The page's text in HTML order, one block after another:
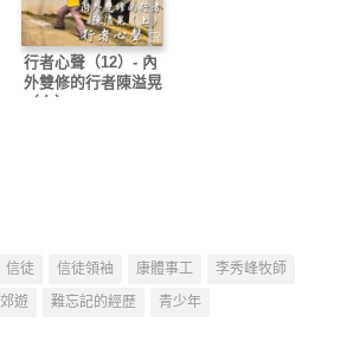
行者心聲（12）- 內
外雙修的行者陳溢晃
（上）
信徒 信徒領袖 康體事工
李秀峰牧師
郊遊 難忘記的經歷 青少年